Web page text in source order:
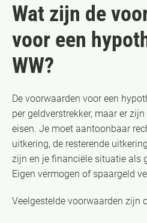
Wat zijn de
voor een
WW?
De voorwaarden voor een
per geldverstrekker, maar er
eisen. Je moet aantoonbaar
uitkering, de resterende
zijn en je financiële situatie als
Eigen vermogen of spaargeld
Veelgestelde voorwaarden zijn